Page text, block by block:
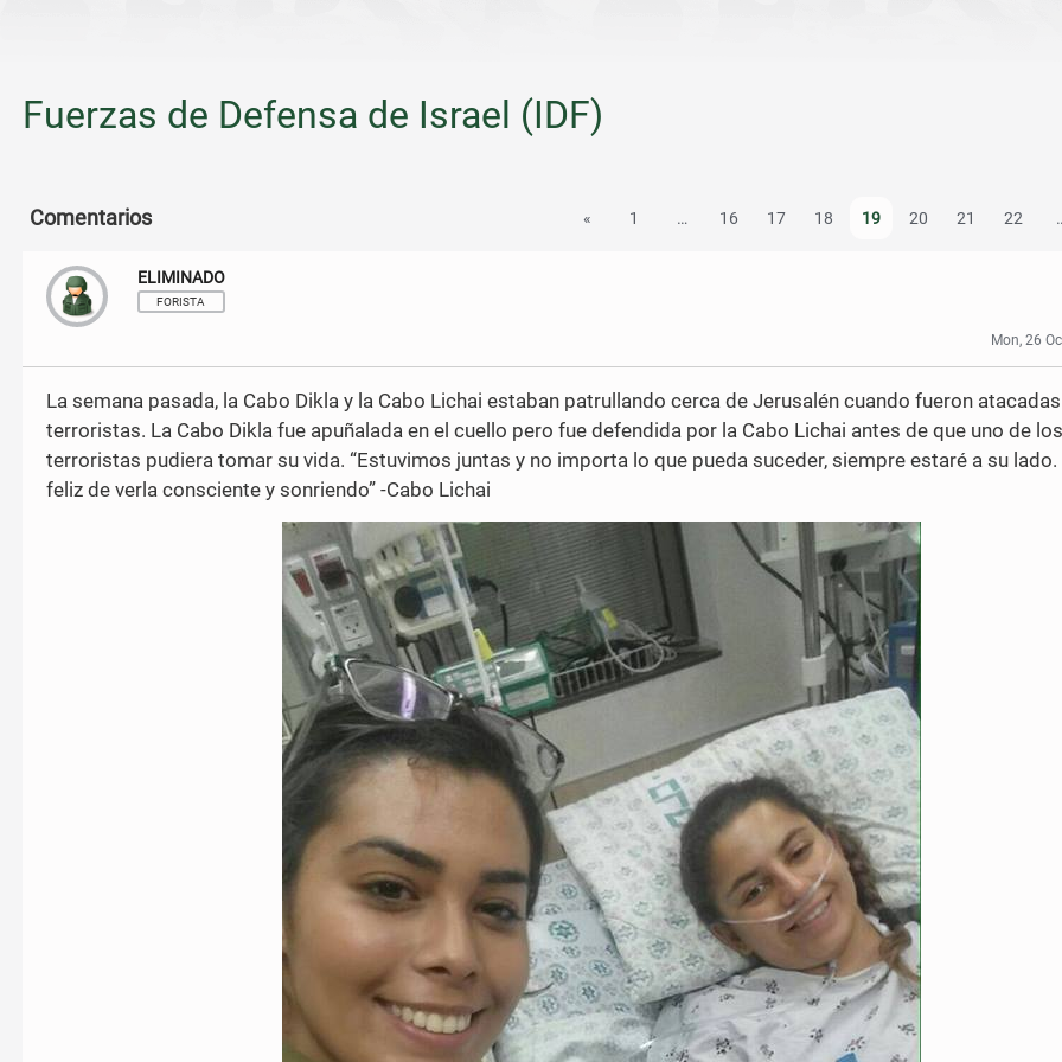
Fuerzas de Defensa de Israel (IDF)
« 1 … 16 17 18 19 20 21 22
Comentarios
ELIMINADO
FORISTA
Mon, 26
La semana pasada, la Cabo Dikla y la Cabo Lichai estaban patrullando cerca de Jerusalén cuando fueron
terroristas. La Cabo Dikla fue apuñalada en el cuello pero fue defendida por la Cabo Lichai antes de que uno de los
terroristas pudiera tomar su vida. “Estuvimos juntas y no importa lo que pueda suceder, siempre estaré a su
feliz de verla consciente y sonriendo” -Cabo Lichai